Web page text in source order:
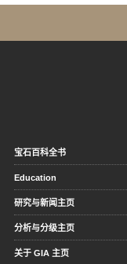
宝石百科全书
Education
研究与新闻主页
分析与分级主页
关于 GIA 主页